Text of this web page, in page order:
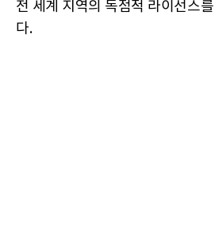
전 세계 지역의 독점적 라이선스
다.